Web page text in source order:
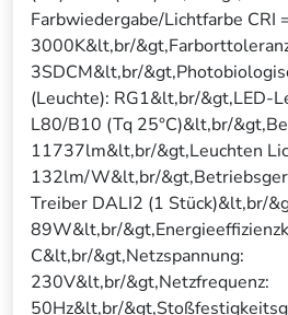
Farbwiedergabe/Lichtfarbe CRI
3000K&lt,br/
3SDCM&lt,br/
(Leuchte): RG1&lt,br/&gt,LED-
L80/B10 (Tq 25°C)&lt,br/
11737lm&lt,br/&gt,Leuchten
132lm/W&lt,br/
Treiber DALI2 (1 Stück)&lt,br/
89W&lt,br/
C&lt,br/&gt,Netzspannung:
230V&lt,br/&gt,Netzfrequenz:
50Hz&lt,br/